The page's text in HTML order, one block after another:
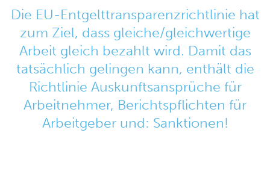
Die EU-Entgelttransparenzrichtlinie hat
zum Ziel, dass gleiche/gleichwertige
Arbeit gleich bezahlt wird. Damit das
tatsächlich gelingen kann, enthält die
Richtlinie Auskunftsansprüche für
Arbeitnehmer, Berichtspflichten für
Arbeitgeber und: Sanktionen!